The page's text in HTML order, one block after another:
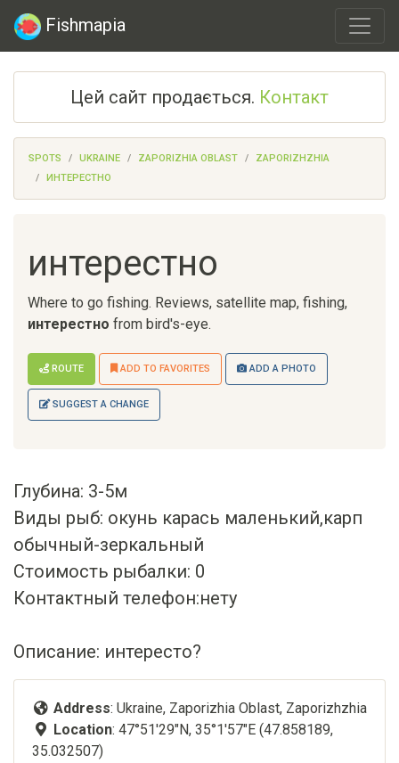
Fishmapia
Цей сайт продається. Контакт
SPOTS UKRAINE ZAPORIZHIA OBLAST
ZAPORIZHZHIA
ИНТЕРЕСТНО
интерестно
Where to go fishing. Reviews, satellite map, fishing,
интерестно from bird's-eye.
ROUTE ADD TO FAVORITES ADD A PHOTO
SUGGEST A CHANGE
Глубина: 3-5м
Виды рыб: окунь карась маленький,карп
обычный-зеркальный
Стоимость рыбалки: 0
Контактный телефон:нету
Описание: интересто?
Address: Ukraine, Zaporizhia Oblast, Zaporizhzhia
Location: 47°51'29"N, 35°1'57"E (47.858189,
35.032507)